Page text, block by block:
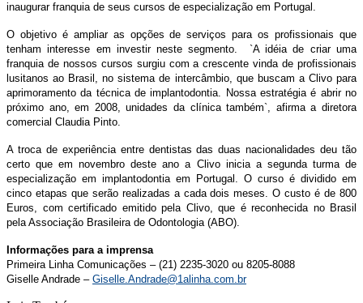
inaugurar franquia de seus cursos de especialização em Portugal.
O objetivo é ampliar as opções de serviços para os profissionais que
tenham interesse em investir neste segmento. `A idéia de criar uma
franquia de nossos cursos surgiu com a crescente vinda de profissionais
lusitanos ao Brasil, no sistema de intercâmbio, que buscam a Clivo para
aprimoramento da técnica de implantodontia. Nossa estratégia é abrir no
próximo ano, em 2008, unidades da clínica também`, afirma a diretora
comercial Claudia Pinto.
A troca de experiência entre dentistas das duas nacionalidades deu tão
certo que em novembro deste ano a Clivo inicia a segunda turma de
especialização em implantodontia em Portugal. O curso é dividido em
cinco etapas que serão realizadas a cada dois meses. O custo é de 800
Euros, com certificado emitido pela Clivo, que é reconhecida no Brasil
pela Associação Brasileira de Odontologia (ABO).
Informações para a imprensa
Primeira Linha Comunicações – (21) 2235-3020 ou 8205-8088
Giselle Andrade – Giselle.Andrade@1alinha.com.br